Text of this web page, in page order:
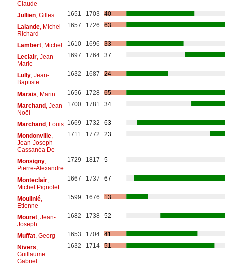
Claude
Jullien, Gilles 1651 1703
40
Lalande, Michel-
Richard
1657 1726 63
Lambert, Michel 1610 1696
33
Leclair, Jean-
Marie
1697 1764 37
Lully, Jean-
Baptiste
1632 1687 24
Marais , Marin 1656 1728
65
Marchand, Jean-
Noël
1700 1781 34
Marchand, Louis 1669 1732
63
Mondonville,
Jean-Joseph
Cassanéa De
1711 1772 23
Monsigny,
Pierre-Alexandre
1729 1817 5
Monteclair,
Michel Pignolet
1667 1737 67
Moulinié,
Etienne
1599 1676 13
Mouret, Jean-
Joseph
1682 1738 52
Muffat, Georg 1653 1704
41
Nivers
Guillaume
Gabriel
1632 1714 51